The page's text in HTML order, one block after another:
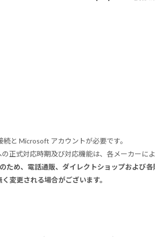
と Microsoft アカウントが必要です。
式対応時期及び対応機能は、各メーカーによ
め、電話通販、ダイレクトショップおよび各
変更される場合がございます。